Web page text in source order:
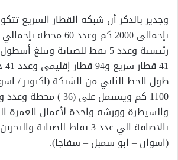
رئيسية وعدد 5 نقط للصيانة
طول الخط الثاني من الشبكة (اكتوبر /
1100 كم ويشتمل على (36
والسيطرة وورشة واحدة لأعمال العمرة
بالاضافة الي عدد 3 نقاط
(اسوان – ابو سمبل – سفاجا).